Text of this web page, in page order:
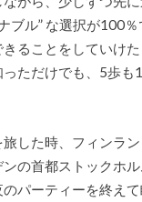
ブル” な選択が100％
ることをしていけ
ただけでも、5歩も
した時、フィンラ
の首都ストックホ
パーティーを終え